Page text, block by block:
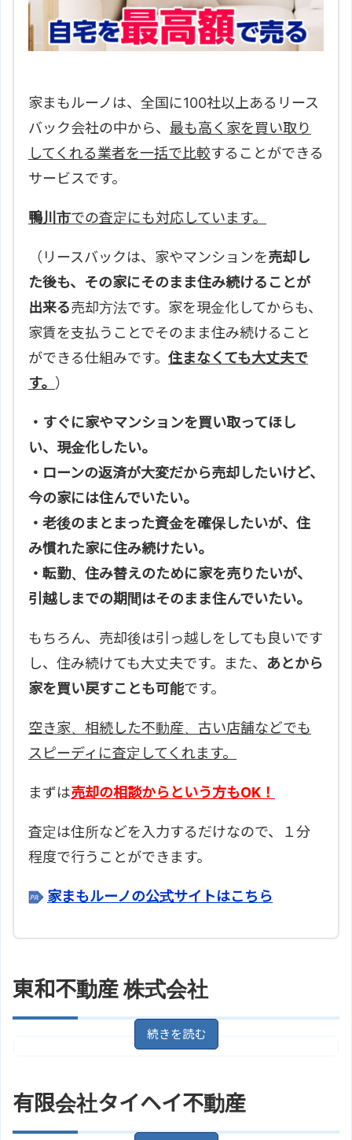
家まもルーノは、全国に100社以上あるリース
バック会社の中から、 最も高く家を買い取り
してくれる業者を一括で比較することができる
サービスです。
鴨川市での査定にも対応しています。
（リースバックは、家やマンションを売却し
た後も、その家にそのまま住み続けることが
出来る売却方法です。家を現金化してからも、
家賃を支払うことでそのまま住み続けること
ができる仕組みです。 住まなくても大丈夫で
す。 ）
・すぐに家やマンションを買い取ってほし
い、現金化したい。
・ローンの返済が大変だから売却したいけど、
今の家には住んでいたい。
・老後のまとまった資金を確保したいが、住
み慣れた家に住み続けたい。
・転勤、住み替えのために家を売りたいが、
引越しまでの期間はそのまま住んでいたい。
もちろん、売却後は引っ越しをしても良いです
し、住み続けても大丈夫です。また、 あとから
家を買い戻すことも可能です。
空き家、相続した不動産、古い店舗などでも
スピーディに査定してくれます。
まずは売却の相談からという方もOK！
査定は住所などを入力するだけなので、１分
程度で行うことができます。
家まもルーノの公式サイトはこちら
東和不動産 株式会社
アクセス
安房鴨川駅/ＪＲ外房線 【バス】 1
8分 太海駅より徒歩4分
東和不動産 株式会社のサイトはこ
有限会社タイヘイ不動産